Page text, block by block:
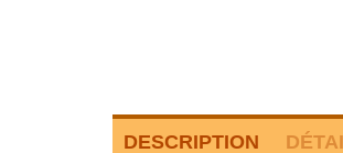
DESCRIPTION